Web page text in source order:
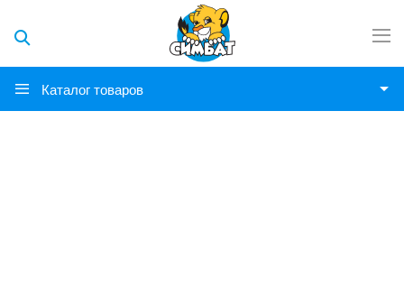
Каталог товаров